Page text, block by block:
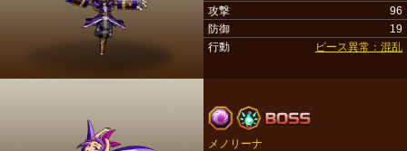
攻撃
96
防御
19
行動
ピース異常：混乱
メノリーナ